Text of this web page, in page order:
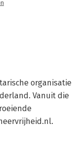
organisatie
Vanuit die